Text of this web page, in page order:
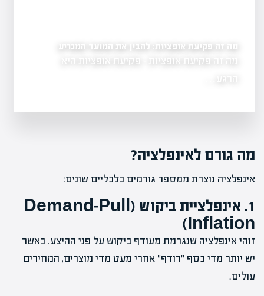
המהווה
מה זה פקיעת אופציות: להבין את המועד המכריע
מה זה פקיעת אופציות - פקיעת אופציות היא
מה זה אופציות בשוק
מה גורם לאינפלציה?
אינפלציה נוצרת ממספר גורמים כלכליים שונים:
1. אינפלציית ביקוש (Demand-Pull
Inflation)
זוהי אינפלציה שנגרמת מעודף ביקוש על פני ההיצע. כאשר
יש יותר מדי כסף "רודף" אחרי מעט מדי מוצרים, המחירים
עולים.